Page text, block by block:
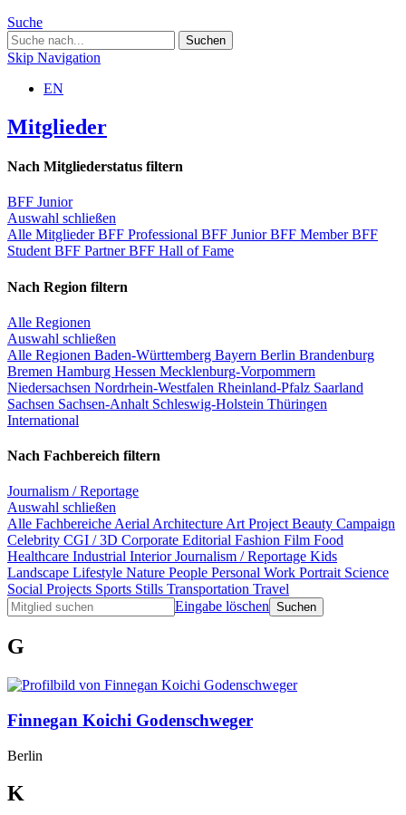
Suche
Skip Navigation
EN
Mitglieder
Nach Mitgliederstatus filtern
BFF Junior
Auswahl schließen
Alle MitgliederBFF Professional BFF JuniorBFF MemberBFF
Student BFF PartnerBFF Hall of Fame
Nach Region filtern
Alle Regionen
Auswahl schließen
Alle Regionen Baden-Württemberg Bayern Berlin Brandenburg
Bremen Hamburg Hessen Mecklenburg-Vorpommern
Niedersachsen Nordrhein-Westfalen Rheinland-Pfalz Saarland
Sachsen Sachsen-Anhalt Schleswig-Holstein Thüringen
International
Nach Fachbereich filtern
Journalism / Reportage
Auswahl schließen
Alle Fachbereiche Aerial Architecture Art Project Beauty Campaign
Celebrity CGI / 3D Corporate Editorial Fashion Film Food
Healthcare Industrial InteriorJournalism / Reportage Kids
Landscape Lifestyle Nature People Personal Work Portrait Science
Social Projects Sports Stills Transportation Travel
Eingabe löschen
G
Finnegan Koichi Godenschweger
Berlin
K